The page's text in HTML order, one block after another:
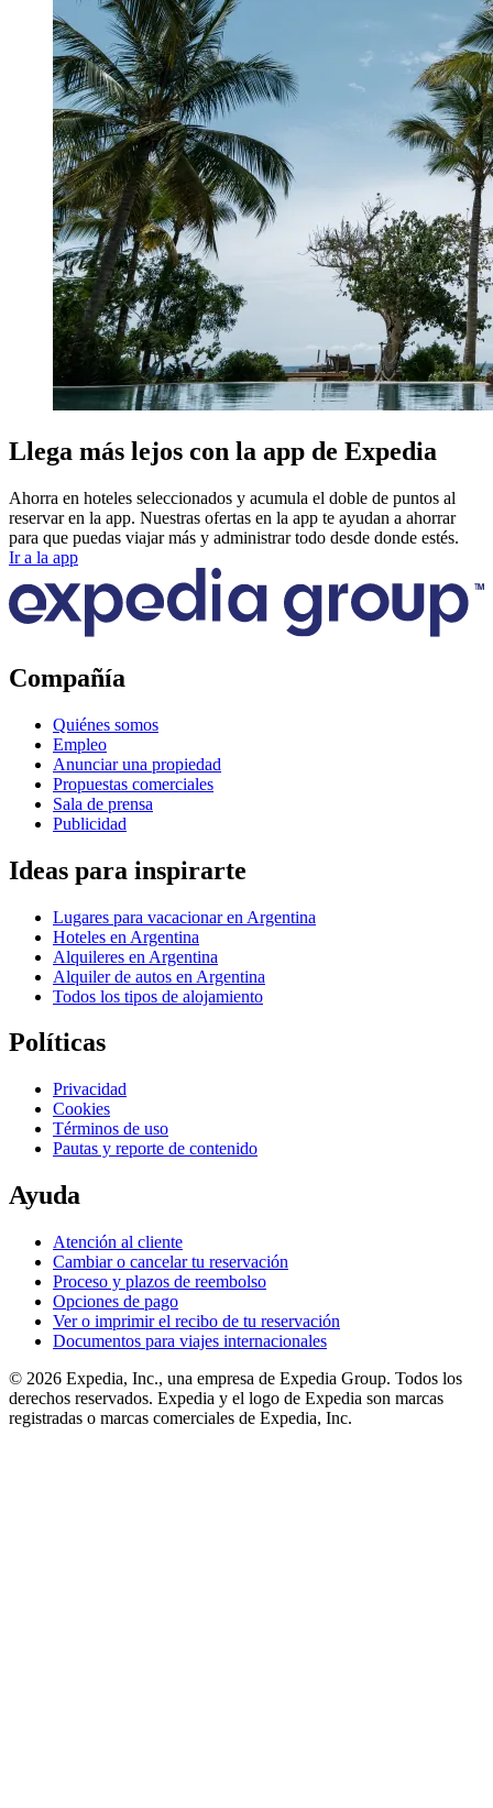
Llega más lejos con la app de Expedia
Ahorra en hoteles seleccionados y acumula el doble de puntos al
reservar en la app. Nuestras ofertas en la app te ayudan a ahorrar
para que puedas viajar más y administrar todo desde donde estés.
Ir a la app
Compañía
Quiénes somos
Empleo
Anunciar una propiedad
Propuestas comerciales
Sala de prensa
Publicidad
Ideas para inspirarte
Lugares para vacacionar en Argentina
Hoteles en Argentina
Alquileres en Argentina
Alquiler de autos en Argentina
Todos los tipos de alojamiento
Políticas
Privacidad
Cookies
Términos de uso
Pautas y reporte de contenido
Ayuda
Atención al cliente
Cambiar o cancelar tu reservación
Proceso y plazos de reembolso
Opciones de pago
Ver o imprimir el recibo de tu reservación
Documentos para viajes internacionales
© 2026 Expedia, Inc., una empresa de Expedia Group. Todos los
derechos reservados. Expedia y el logo de Expedia son marcas
registradas o marcas comerciales de Expedia, Inc.